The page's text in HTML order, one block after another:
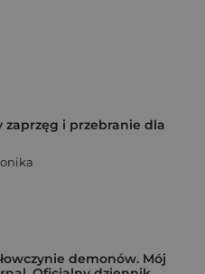
zaprzęg i przebranie dla
demonów. Mój